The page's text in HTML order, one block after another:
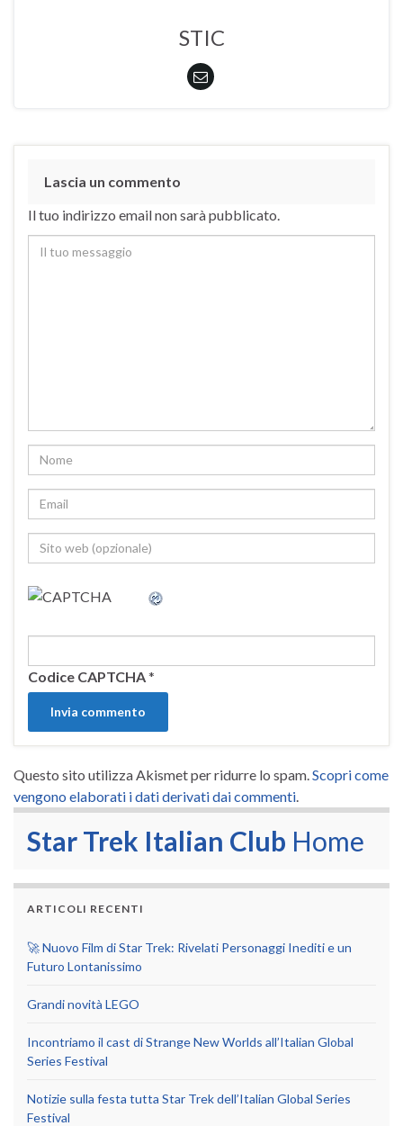
STIC
Lascia un commento
Il tuo indirizzo email non sarà pubblicato.
Codice CAPTCHA*
Questo sito utilizza Akismet per ridurre lo spam.Scopri come
vengono elaborati i dati derivati dai commenti.
Star Trek Italian Club Home
ARTICOLI RECENTI
🚀 Nuovo Film di Star Trek: Rivelati Personaggi Inediti e un
Futuro Lontanissimo
Grandi novità LEGO
Incontriamo il cast di Strange New Worlds all’Italian Global
Series Festival
Notizie sulla festa tutta Star Trek dell’Italian Global Series
Festival